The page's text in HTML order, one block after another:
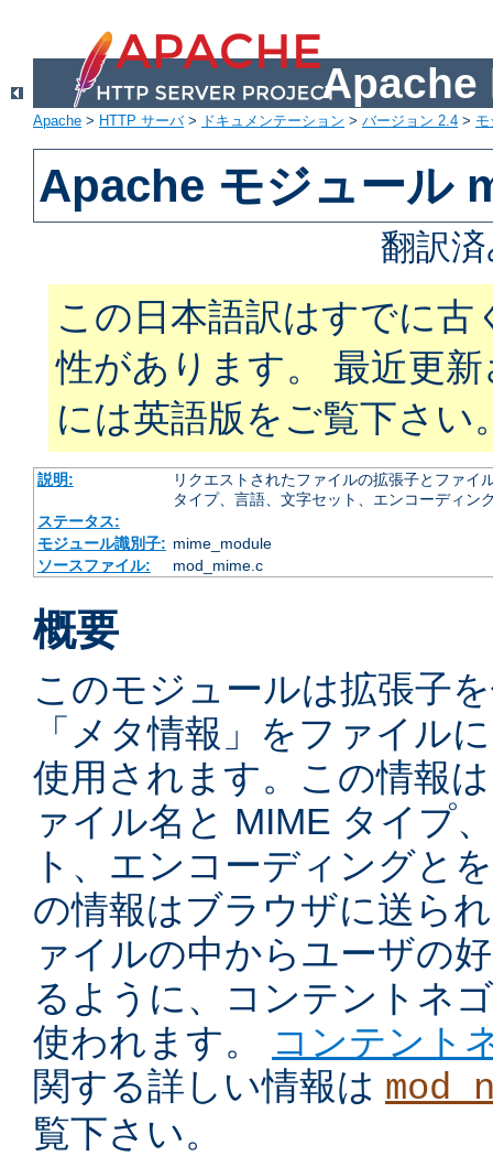
Apache
Apache > HTTP サーバ> ドキュメンテーション > バージョン 2.4 >
Apache モジュール
翻訳
この日本語訳はすでに古
性があります。 最近更
には英語版をご覧下さい
説明:
リクエストされたファイルの拡張子とファ
タイプ、言語、文字セット、エンコーディン
ステータス:
モジュール識別子: mime_module
ソースファイル:
mod_mime.c
概要
このモジュールは拡張子
「メタ情報」をファイル
使用されます。この情報
ァイル名と MIME タイプ
ト、エンコーディングと
の情報はブラウザに送ら
ァイルの中からユーザの
るように、コンテントネ
使われます。
コンテント
関する詳しい情報は
覧下さい。